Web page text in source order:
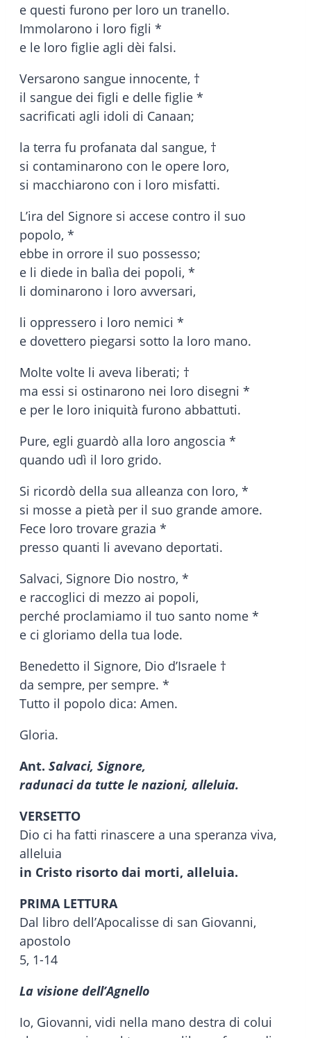
e questi furono per loro un tranello.
Immolarono i loro figli *
e le loro figlie agli dèi falsi.
Versarono sangue innocente, †
il sangue dei figli e delle figlie *
sacrificati agli idoli di Canaan;
la terra fu profanata dal sangue, †
si contaminarono con le opere loro,
si macchiarono con i loro misfatti.
L’ira del Signore si accese contro il suo
popolo, *
ebbe in orrore il suo possesso;
e li diede in balìa dei popoli, *
li dominarono i loro avversari,
li oppressero i loro nemici *
e dovettero piegarsi sotto la loro mano.
Molte volte li aveva liberati; †
ma essi si ostinarono nei loro disegni *
e per le loro iniquità furono abbattuti.
Pure, egli guardò alla loro angoscia *
quando udì il loro grido.
Si ricordò della sua alleanza con loro, *
si mosse a pietà per il suo grande amore.
Fece loro trovare grazia *
presso quanti li avevano deportati.
Salvaci, Signore Dio nostro, *
e raccoglici di mezzo ai popoli,
perché proclamiamo il tuo santo nome *
e ci gloriamo della tua lode.
Benedetto il Signore, Dio d’Israele †
da sempre, per sempre. *
Tutto il popolo dica: Amen.
Gloria.
Ant. Salvaci, Signore,
radunaci da tutte le nazioni, alleluia.
VERSETTO
Dio ci ha fatti rinascere a una speranza viva,
alleluia
in Cristo risorto dai morti, alleluia.
PRIMA LETTURA
Dal libro dell’Apocalisse di san Giovanni,
apostolo
5, 1-14
La visione dell’Agnello
Io, Giovanni, vidi nella mano destra di colui